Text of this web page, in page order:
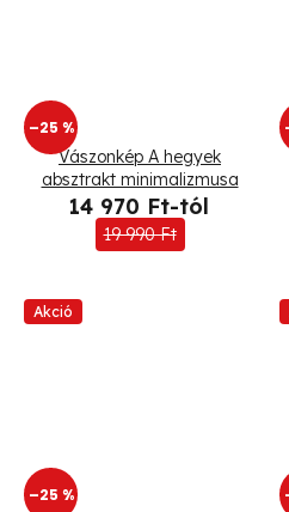
–25 %
Vászonkép A hegyek
absztrakt minimalizmusa
14 970 Ft-tól
19 990 Ft
Akció
–25 %